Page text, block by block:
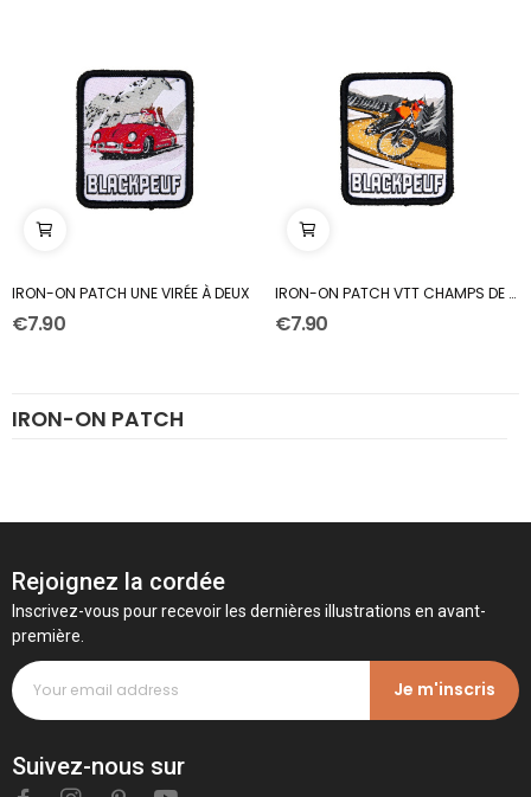
IRON-ON PATCH
IRON-ON PATCH UNE VIRÉE À DEUX
€7.90
IRON-ON PATCH VTT CHAMPS DE BLÉ
€7.90
Rejoignez la cordée
Inscrivez-vous pour recevoir les dernières illustrations en avant-
première.
Je m'inscris
Suivez-nous sur